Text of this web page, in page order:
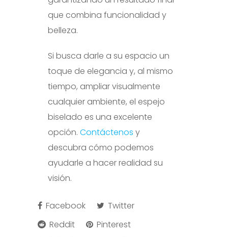
que combina funcionalidad y
belleza.
Si busca darle a su espacio un
toque de elegancia y, al mismo
tiempo, ampliar visualmente
cualquier ambiente, el espejo
biselado es una excelente
opción. Contáctenos y
descubra cómo podemos
ayudarle a hacer realidad su
visión.
Facebook
Twitter
Reddit
Pinterest